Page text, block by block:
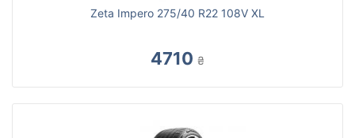
Zeta Impero 275/40 R22 108V XL
4710 ₴